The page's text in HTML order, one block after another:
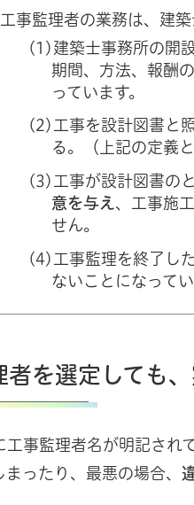
工事監理者の業務は、建築
(1)建築士事務所の開
期間、方法、報酬
っています。
(2)工事を設計図書と
る。（上記の定義と
(3)工事が設計図書の
意を与え 、工事施
せん。
(4)工事監理を終了し
ないことになってい
者を選定しても
事監理者名が明記され
まったり、最悪の場合、